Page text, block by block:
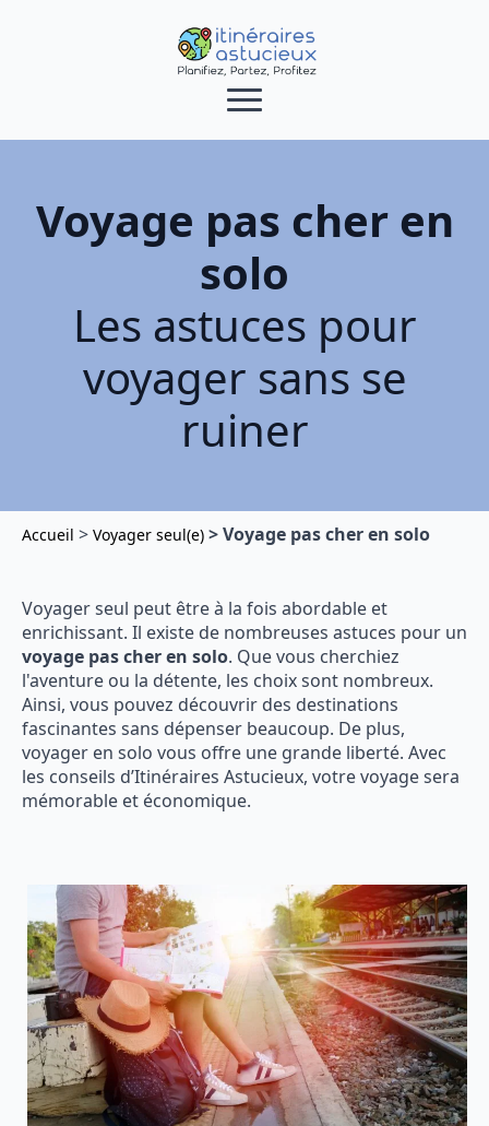
Voyage pas cher en
solo
Les astuces pour
voyager sans se
ruiner
Accueil > Voyager seul(e) > Voyage pas cher en solo
Voyager seul peut être à la fois abordable et
enrichissant. Il existe de nombreuses astuces pour un
voyage pas cher en solo. Que vous cherchiez
l'aventure ou la détente, les choix sont nombreux.
Ainsi, vous pouvez découvrir des destinations
fascinantes sans dépenser beaucoup. De plus,
voyager en solo vous offre une grande liberté. Avec
les conseils d’Itinéraires Astucieux, votre voyage sera
mémorable et économique.